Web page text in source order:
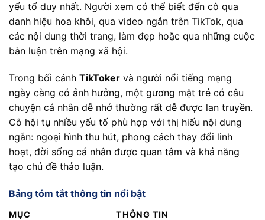
yếu tố duy nhất. Người xem có thể biết đến cô qua
danh hiệu hoa khôi, qua video ngắn trên TikTok, qua
các nội dung thời trang, làm đẹp hoặc qua những cuộc
bàn luận trên mạng xã hội.
Trong bối cảnh TikToker và người nổi tiếng mạng
ngày càng có ảnh hưởng, một gương mặt trẻ có câu
chuyện cá nhân dễ nhớ thường rất dễ được lan truyền.
Cô hội tụ nhiều yếu tố phù hợp với thị hiếu nội dung
ngắn: ngoại hình thu hút, phong cách thay đổi linh
hoạt, đời sống cá nhân được quan tâm và khả năng
tạo chủ đề thảo luận.
Bảng tóm tắt thông tin nổi bật
MỤC
THÔNG TIN